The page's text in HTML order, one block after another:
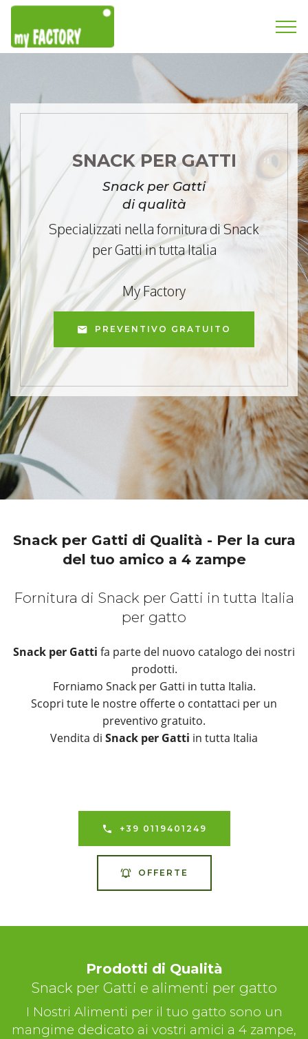
SNACK PER GATTI
Snack per Gatti
di qualità
Specializzati nella fornitura di Snack
per Gatti in tutta Italia
My Factory
PREVENTIVO GRATUITO
Snack per Gatti di Qualità - Per la cura
del tuo amico a 4 zampe
Fornitura di Snack per Gatti in tutta Italia
per gatto
Snack per Gatti fa parte del nuovo catalogo dei nostri
prodotti.
Forniamo Snack per Gatti in tutta Italia.
Scopri tute le nostre offerte o contattaci per un
preventivo gratuito.
Vendita di Snack per Gatti in tutta Italia
+39 0119401249
OFFERTE
Prodotti di Qualità
Snack per Gatti e alimenti per gatto
I Nostri Alimenti per il tuo gatto sono un
mangime dedicato ai vostri amici a 4 zampe,